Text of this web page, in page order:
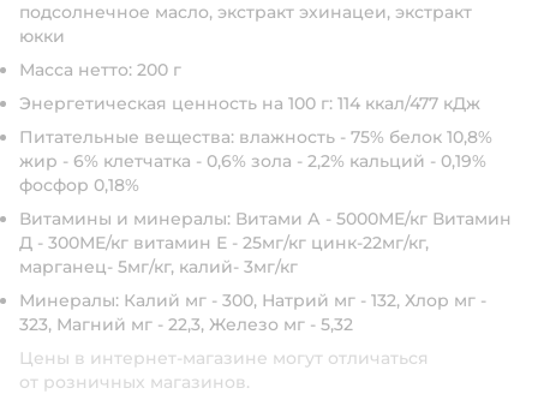
подсолнечное масло, экстракт эхинацеи, экстракт
юкки
Масса нетто: 200 г
Энергетическая ценность на 100 г: 114 ккал/477 кДж
Питательные вещества: влажность - 75% белок 10,8%
жир - 6% клетчатка - 0,6% зола - 2,2% кальций - 0,19%
фосфор 0,18%
Витамины и минералы: Витами А - 5000МЕ/кг Витамин
Д - 300МЕ/кг витамин Е - 25мг/кг цинк-22мг/кг,
марганец- 5мг/кг, калий- 3мг/кг
Минералы: Калий мг - 300, Натрий мг - 132, Хлор мг -
323, Магний мг - 22,3, Железо мг - 5,32
Цены в интернет-магазине могут отличаться
от розничных магазинов.